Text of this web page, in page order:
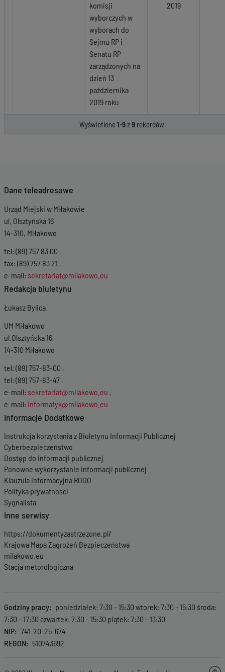
komisji
wyborczych w
wyborach do
Sejmu RP i
Senatu RP
zarządzonych na
dzień 13
października
2019 roku
2019
Wyświetlone1-9z9rekordów.
Dane teleadresowe
Urząd Miejski w Miłakowie
ul. Olsztyńska 16
14-310, Miłakowo
tel: (89) 757 83 00 ,
fax: (89) 757 83 21 ,
e-mail: sekretariat@milakowo.eu
Redakcja biuletynu
Łukasz Bylica
UM Miłakowo
ul.Olsztyńska 16,
14-310 Miłakowo
tel: (89) 757-83-00 ,
tel: (89) 757-83-47 ,
e-mail: sekretariat@milakowo.eu ,
e-mail: informatyk@milakowo.eu
Informacje Dodatkowe
Instrukcja korzystania z Biuletynu Informacji Publicznej
Cyberbezpieczeństwo
Dostęp do informacji publicznej
Ponowne wykorzystanie informacji publicznej
Klauzula informacyjna RODO
Polityka prywatności
Sygnalista
Inne serwisy
https://dokumentyzastrzezone.pl/
Krajowa Mapa Zagrożeń Bezpieczeństwa
milakowo.eu
Stacja metorologiczna
Godziny pracy
poniedziałek: 7:30 - 15:30 wtorek: 7:30 - 15:30 środa:
7:30 - 17:30 czwartek: 7:30 - 15:30 piątek: 7:30 - 13:30
NIP
741-20-25-674
REGON
510743692